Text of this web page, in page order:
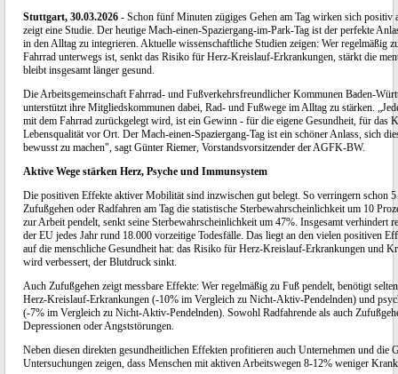
Stuttgart, 30.03.2026 - Schon fünf Minuten zügiges Gehen am Tag wirken sich positiv
zeigt eine Studie. Der heutige Mach-einen-Spaziergang-im-Park-Tag ist der perfekte
in den Alltag zu integrieren. Aktuelle wissenschaftliche Studien zeigen: Wer regelmäßig
Fahrrad unterwegs ist, senkt das Risiko für Herz-Kreislauf-Erkrankungen, stärkt die
bleibt insgesamt länger gesund.
Die Arbeitsgemeinschaft Fahrrad- und Fußverkehrsfreundlicher Kommunen Baden-
unterstützt ihre Mitgliedskommunen dabei, Rad- und Fußwege im Alltag zu stärken.
mit dem Fahrrad zurückgelegt wird, ist ein Gewinn - für die eigene Gesundheit, für das
Lebensqualität vor Ort. Der Mach-einen-Spaziergang-Tag ist ein schöner Anlass, sich
bewusst zu machen", sagt Günter Riemer, Vorstandsvorsitzender der AGFK-BW.
Aktive Wege stärken Herz, Psyche und Immunsystem
Die positiven Effekte aktiver Mobilität sind inzwischen gut belegt. So verringern schon
Zufußgehen oder Radfahren am Tag die statistische Sterbewahrscheinlichkeit um 10
zur Arbeit pendelt, senkt seine Sterbewahrscheinlichkeit um 47%. Insgesamt verhindert
der EU jedes Jahr rund 18.000 vorzeitige Todesfälle. Das liegt an den vielen positiven
auf die menschliche Gesundheit hat: das Risiko für Herz-Kreislauf-Erkrankungen und
wird verbessert, der Blutdruck sinkt.
Auch Zufußgehen zeigt messbare Effekte: Wer regelmäßig zu Fuß pendelt, benötigt
Herz-Kreislauf-Erkrankungen (-10% im Vergleich zu Nicht-Aktiv-Pendelnden) und
(-7% im Vergleich zu Nicht-Aktiv-Pendelnden). Sowohl Radfahrende als auch
Depressionen oder Angststörungen.
Neben diesen direkten gesundheitlichen Effekten profitieren auch Unternehmen und die
Untersuchungen zeigen, dass Menschen mit aktiven Arbeitswegen 8-12% weniger